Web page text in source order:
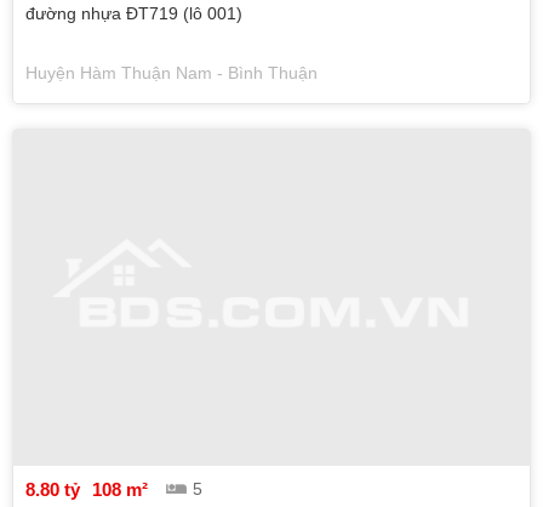
đường nhựa ĐT719 (lô 001)
Huyện Hàm Thuận Nam - Bình Thuận
8.80 tỷ 108 m² 5